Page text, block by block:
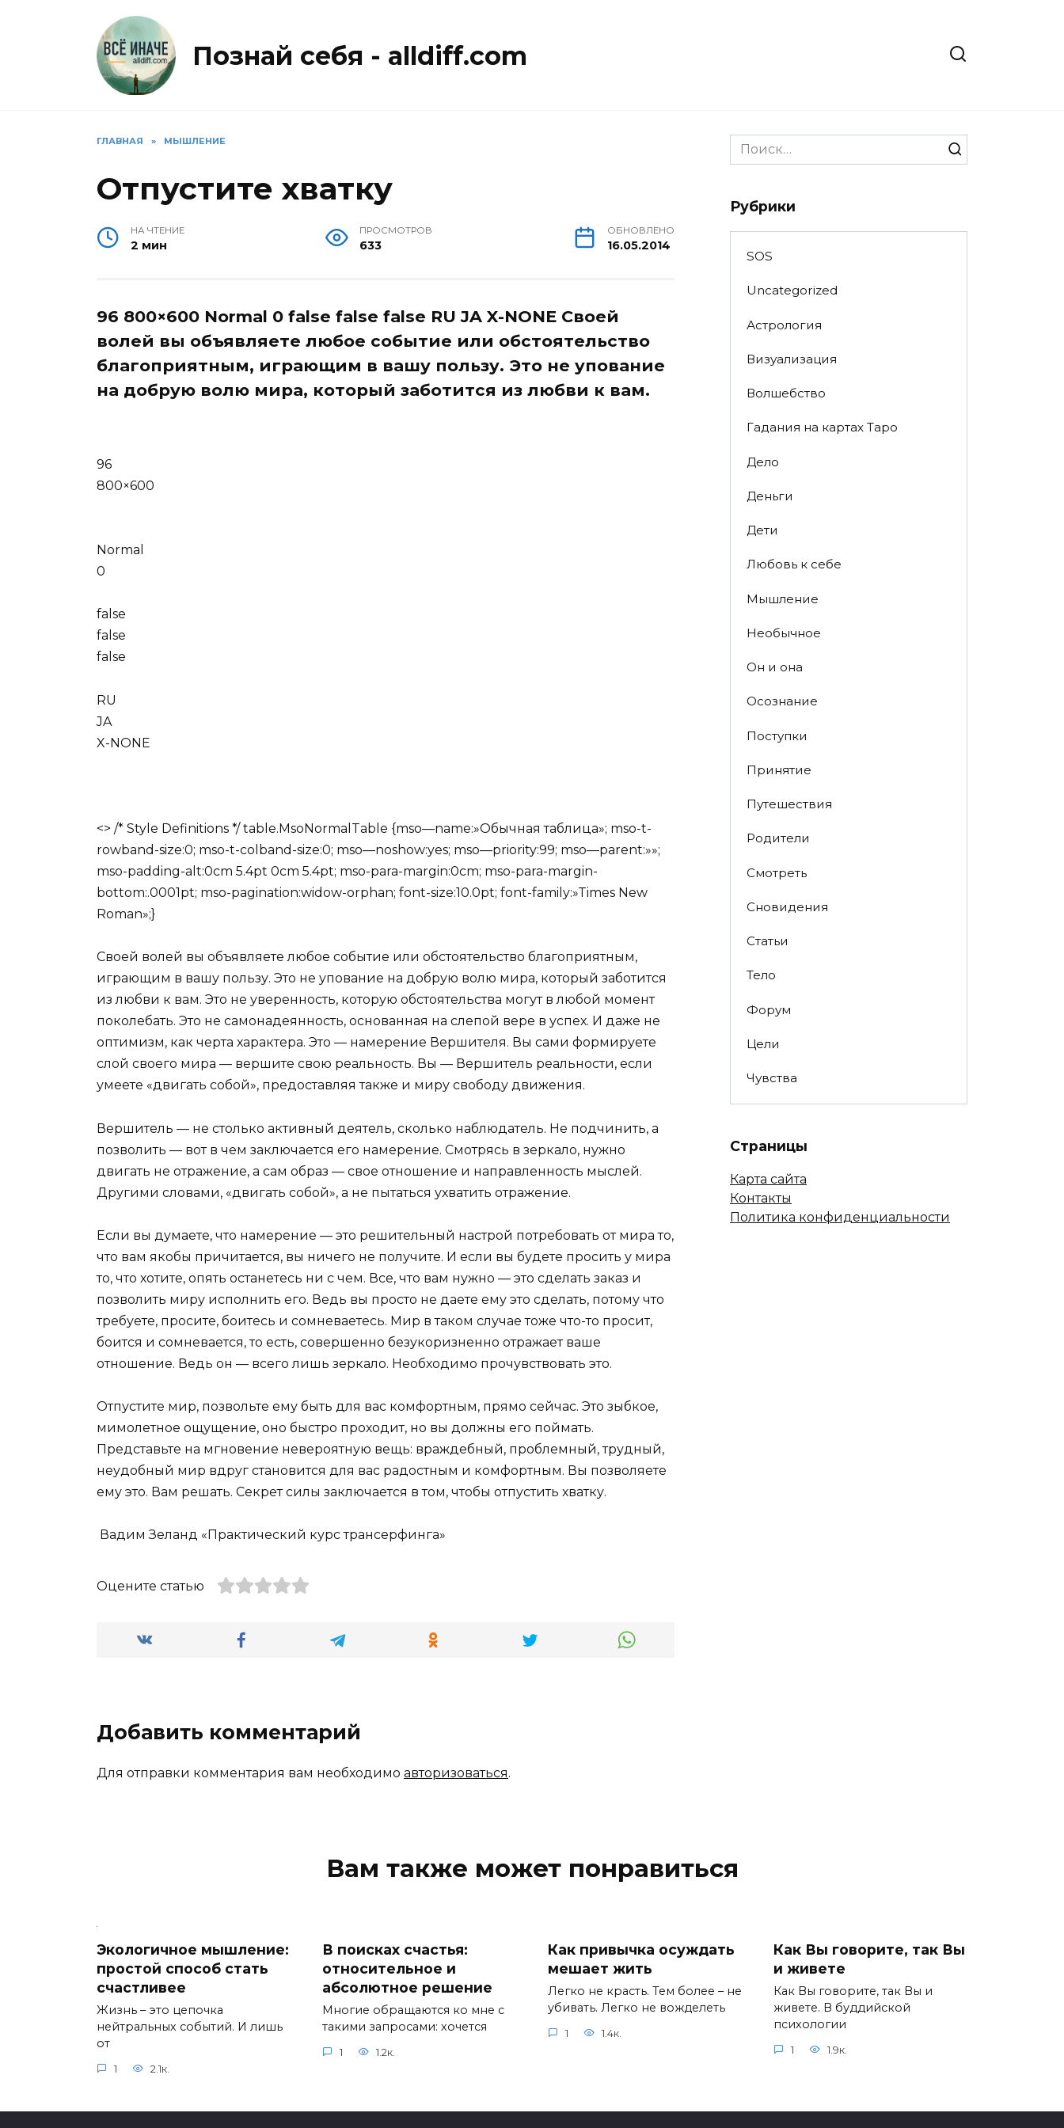
Познай себя - alldiff.com
ГЛАВНАЯ » МЫШЛЕНИЕ
Отпустите хватку
НА ЧТЕНИЕ
2 мин
ПРОСМОТРОВ
633
ОБНОВЛЕНО
16.05.2014
96 800×600 Normal 0 false false false RU JA X-NONE Своей
волей вы объявляете любое событие или обстоятельство
благоприятным, играющим в вашу пользу. Это не упование
на добрую волю мира, который заботится из любви к вам.
96
800×600
Normal
0
false
false
false
RU
JA
X-NONE
<> /* Style Definitions */ table.MsoNormalTable {mso—name:»Обычная таблица»; mso-t-
rowband-size:0; mso-t-colband-size:0; mso—noshow:yes; mso—priority:99; mso—parent:»»;
mso-padding-alt:0cm 5.4pt 0cm 5.4pt; mso-para-margin:0cm; mso-para-margin-
bottom:.0001pt; mso-pagination:widow-orphan; font-size:10.0pt; font-family:»Times New
Roman»;}
Своей волей вы объявляете любое событие или обстоятельство благоприятным,
играющим в вашу пользу. Это не упование на добрую волю мира, который заботится
из любви к вам. Это не уверенность, которую обстоятельства могут в любой момент
поколебать. Это не самонадеянность, основанная на слепой вере в успех. И даже не
оптимизм, как черта характера. Это — намерение Вершителя. Вы сами формируете
слой своего мира — вершите свою реальность. Вы — Вершитель реальности, если
умеете «двигать собой», предоставляя также и миру свободу движения.
Вершитель — не столько активный деятель, сколько наблюдатель. Не подчинить, а
позволить — вот в чем заключается его намерение. Смотрясь в зеркало, нужно
двигать не отражение, а сам образ — свое отношение и направленность мыслей.
Другими словами, «двигать собой», а не пытаться ухватить отражение.
Если вы думаете, что намерение — это решительный настрой потребовать от мира то,
что вам якобы причитается, вы ничего не получите. И если вы будете просить у мира
то, что хотите, опять останетесь ни с чем. Все, что вам нужно — это сделать заказ и
позволить миру исполнить его. Ведь вы просто не даете ему это сделать, потому что
требуете, просите, боитесь и сомневаетесь. Мир в таком случае тоже что-то просит,
боится и сомневается, то есть, совершенно безукоризненно отражает ваше
отношение. Ведь он — всего лишь зеркало. Необходимо прочувствовать это.
Отпустите мир, позвольте ему быть для вас комфортным, прямо сейчас. Это зыбкое,
мимолетное ощущение, оно быстро проходит, но вы должны его поймать.
Представьте на мгновение невероятную вещь: враждебный, проблемный, трудный,
неудобный мир вдруг становится для вас радостным и комфортным. Вы позволяете
ему это. Вам решать. Секрет силы заключается в том, чтобы отпустить хватку.
Вадим Зеланд «Практический курс трансерфинга»
Оцените статью
Добавить комментарий
Для отправки комментария вам необходимо авторизоваться.
Search
for:
Рубрики
SOS
Uncategorized
Астрология
Визуализация
Волшебство
Гадания на картах Таро
Дело
Деньги
Дети
Любовь к себе
Мышление
Необычное
Он и она
Осознание
Поступки
Принятие
Путешествия
Родители
Смотреть
Сновидения
Статьи
Тело
Форум
Цели
Чувства
Страницы
Карта сайта
Контакты
Политика конфиденциальности
Вам также может понравиться
Экологичное мышление:
простой способ стать
счастливее
Жизнь – это цепочка
нейтральных событий. И лишь
от
1 2.1к.
В поисках счастья:
относительное и
абсолютное решение
Многие обращаются ко мне с
такими запросами: хочется
1 1.2к.
Как привычка осуждать
мешает жить
Легко не красть. Тем более – не
убивать. Легко не вожделеть
1 1.4к.
Как Вы говорите, так Вы
и живете
Как Вы говорите, так Вы и
живете. В буддийской
психологии
1 1.9к.